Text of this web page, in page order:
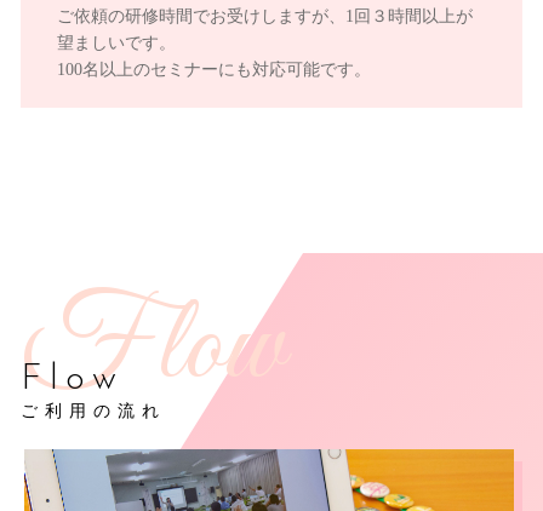
ご依頼の研修時間でお受けしますが、1回３時間以上が
望ましいです。
100名以上のセミナーにも対応可能です。
Flow
ご利用の流れ